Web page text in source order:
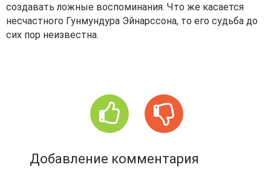
создавать ложные воспоминания. Что же касается
несчастного Гунмундура Эйнарссона, то его судьба до
сих пор неизвестна.
Добавление комментария